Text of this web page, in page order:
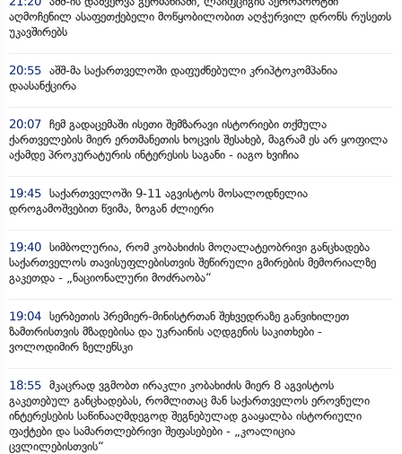
აღმოჩენილ ასაფეთქებელი მოწყობილობით აღჭურვილ დრონს რუსეთს
უკავშირებს
20:55 აშშ-მა საქართველოში დაფუძნებული კრიპტოკომპანია
დაასანქცირა
20:07 ჩემ გადაცემაში ისეთი შემზარავი ისტორიები თქმულა
ქართველების მიერ ერთმანეთის ხოცვის შესახებ, მაგრამ ეს არ ყოფილა
აქამდე პროკურატურის ინტერესის საგანი - იაგო ხვიჩია
19:45 საქართველოში 9-11 აგვისტოს მოსალოდნელია
დროგამოშვებით წვიმა, ზოგან ძლიერი
19:40 სიმბოლურია, რომ კობახიძის მოღალატეობრივი განცხადება
საქართველოს თავისუფლებისთვის შეწირული გმირების მემორიალზე
გაკეთდა - „ნაციონალური მოძრაობა“
19:04 სერბეთის პრემიერ-მინისტრთან შეხვედრაზე განვიხილეთ
ზამთრისთვის მზადებისა და უკრაინის აღდგენის საკითხები -
ვოლოდიმირ ზელენსკი
18:55 მკაცრად ვგმობთ ირაკლი კობახიძის მიერ 8 აგვისტოს
გაკეთებულ განცხადებას, რომლითაც მან საქართველოს ეროვნული
ინტერესების საწინააღმდეგოდ შეგნებულად გააყალბა ისტორიული
ფაქტები და სამართლებრივი შეფასებები - „კოალიცია
ცვლილებისთვის“